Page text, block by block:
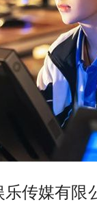
乐传媒有限